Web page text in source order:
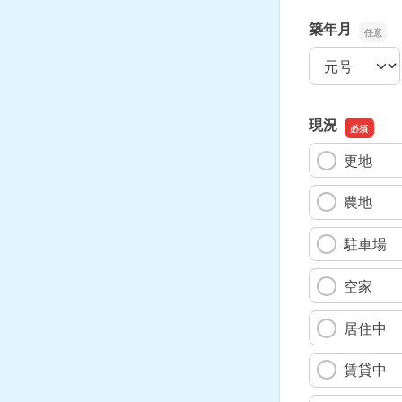
築年月
築年月の和暦
築年月の年
築年月の月
現況
更地
農地
駐車場
空家
居住中
賃貸中